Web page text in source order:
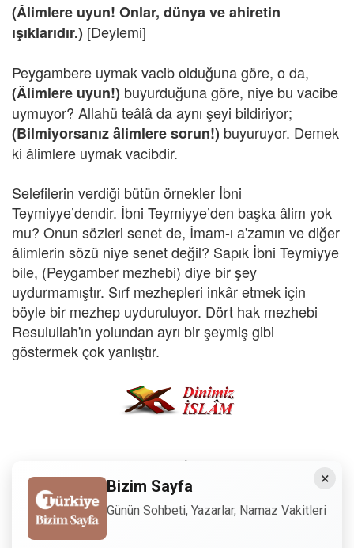
(Âlimlere uyun! Onlar, dünya ve ahiretin
ışıklarıdır.) [Deylemi]
Peygambere uymak vacib olduğuna göre, o da,
(Âlimlere uyun!) buyurduğuna göre, niye bu vacibe
uymuyor? Allahü teâlâ da aynı şeyi bildiriyor;
(Bilmiyorsanız âlimlere sorun!) buyuruyor. Demek
ki âlimlere uymak vacibdir.
Selefilerin verdiği bütün örnekler İbni
Teymiyye’dendir. İbni Teymiyye’den başka âlim yok
mu? Onun sözleri senet de, İmam-ı a'zamın ve diğer
âlimlerin sözü niye senet değil? Sapık İbni Teymiyye
bile, (Peygamber mezhebi) diye bir şey
uydurmamıştır. Sırf mezhepleri inkâr etmek için
böyle bir mezhep uyduruluyor. Dört hak mezhebi
Resulullah'ın yolundan ayrı bir şeymiş gibi
göstermek çok yanlıştır.
Copyright © 2008 - Dinimiz İslam. Her Hakkı Saklıdır.
Sitemizdeki bilgiler, bütün insanların istifadesi için
hazırlanmıştır. Orijinaline sadık kalmak şartıyla, izin
almaya gerek kalmadan, herkes istediği gibi alıp istifade
×
Bizim Sayfa
Günün Sohbeti, Yazarlar, Namaz Vakitleri